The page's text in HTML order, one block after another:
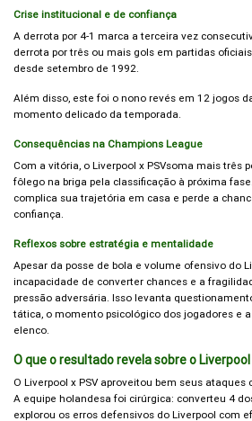
Crise institucional e de confiança
A derrota por 4-1 marca a terceira vez
derrota por três ou mais gols em partidas
desde setembro de 1992.
Além disso, este foi o nono revés em 12 jogos
momento delicado da temporada.
Consequências na Champions League
Com a vitória, o Liverpool x PSVsoma mais três
fôlego na briga pela classificação à próxima
complica sua trajetória em casa e perde a
confiança.
Reflexos sobre estratégia e mentalidade
Apesar da posse de bola e volume ofensivo do
incapacidade de converter chances e a
pressão adversária. Isso levanta
tática, o momento psicológico dos jogadores e
elenco.
O que o resultado revela sobre o Liverpool
O Liverpool x PSV aproveitou bem seus
A equipe holandesa foi cirúrgica: converteu 4
explorou os erros defensivos do Liverpool com